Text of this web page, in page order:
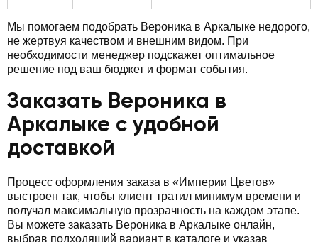
Мы помогаем подобрать Вероника в Аркалыке недорого,
не жертвуя качеством и внешним видом. При
необходимости менеджер подскажет оптимальное
решение под ваш бюджет и формат события.
Заказать Вероника в
Аркалыке с удобной
доставкой
Процесс оформления заказа в «Империи Цветов»
выстроен так, чтобы клиент тратил минимум времени и
получал максимальную прозрачность на каждом этапе.
Вы можете заказать Вероника в Аркалыке онлайн,
выбрав подходящий вариант в каталоге и указав